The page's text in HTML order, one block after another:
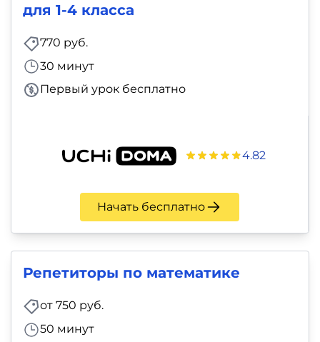
для 1-4 класса
770 руб.
30 минут
Первый урок бесплатно
4.82
Начать бесплатно
Репетиторы по математике
от 750 руб.
50 минут